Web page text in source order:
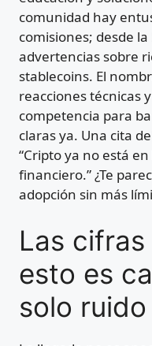
comunidad hay
comisiones; desde
advertencias sobre
stablecoins. El
reacciones técnicas
competencia para
claras ya. Una cita
“Cripto ya no está
financiero.” ¿Te
adopción sin más
Las
esto es
solo